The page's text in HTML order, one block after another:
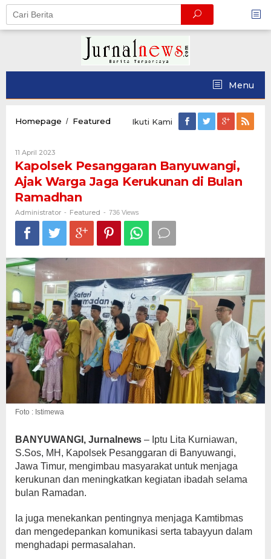
Skip
content
Menu
Homepage / Featured Kapolsek
Warga
Jaga
Kerukunan
Ikuti Kami
11 April 2023Oleh
Administrator
Kapolsek Pesanggaran Banyuwangi,
Ajak Warga Jaga Kerukunan di Bulan
Ramadhan
Administrator - Featured - 736 Views
Foto : Istimewa
BANYUWANGI, Jurnalnews – Iptu Lita Kurniawan,
S.Sos, MH, Kapolsek Pesanggaran di Banyuwangi,
Jawa Timur, mengimbau masyarakat untuk menjaga
kerukunan dan meningkatkan kegiatan ibadah selama
bulan Ramadan.
Ia juga menekankan pentingnya menjaga Kamtibmas
dan mengedepankan komunikasi serta tabayyun dalam
menghadapi permasalahan.